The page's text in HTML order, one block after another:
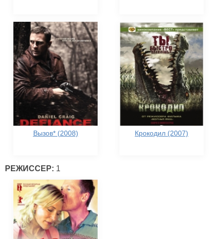
Вызов* (2008) Крокодил (2007)
РЕЖИССЕР: 1